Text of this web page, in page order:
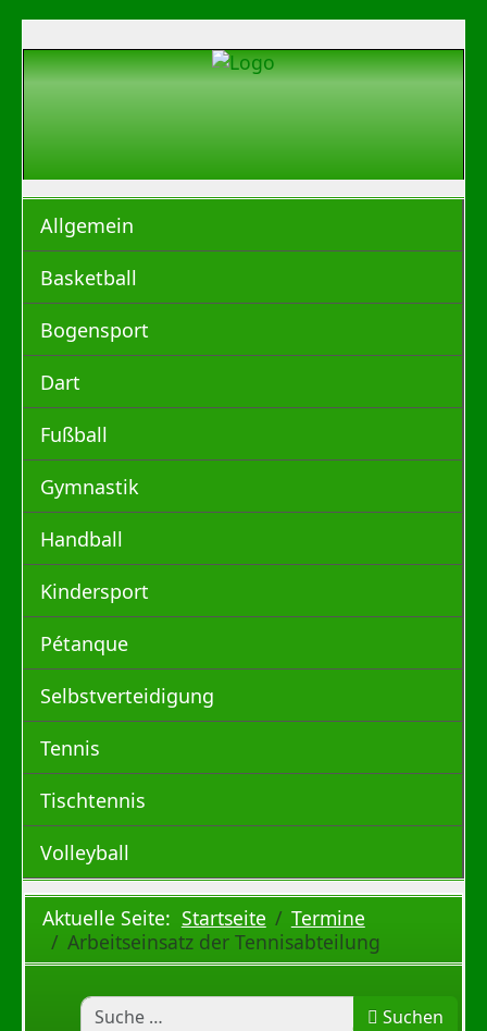
Allgemein
Basketball
Bogensport
Dart
Fußball
Gymnastik
Handball
Kindersport
Pétanque
Selbstverteidigung
Tennis
Tischtennis
Volleyball
Aktuelle Seite: Startseite
Termine
Arbeitseinsatz der Tennisabteilung
Suchen